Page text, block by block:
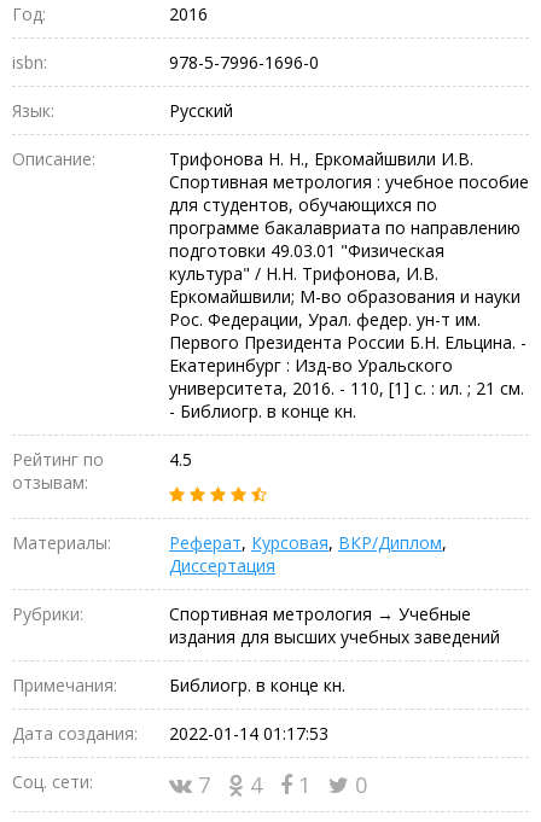
Год: 2016
isbn: 978-5-7996-1696-0
Язык: Русский
Описание:
Трифонова Н. Н., Еркомайшвили И.В.
Спортивная метрология : учебное пособие
для студентов, обучающихся по
программе бакалавриата по направлению
подготовки 49.03.01 "Физическая
культура" / Н.Н. Трифонова, И.В.
Еркомайшвили; М-во образования и науки
Рос. Федерации, Урал. федер. ун-т им.
Первого Президента России Б.Н. Ельцина. -
Екатеринбург : Изд-во Уральского
университета, 2016. - 110, [1] с. : ил. ; 21 см.
- Библиогр. в конце кн.
Рейтинг по
отзывам:
4.5
Материалы: Реферат, Курсовая, ВКР/Диплом,
Диссертация
Рубрики:
Спортивная метрология → Учебные
издания для высших учебных заведений
Примечания: Библиогр. в конце кн.
Дата создания: 2022-01-14 01:17:53
Соц. сети: 7 4 1 0